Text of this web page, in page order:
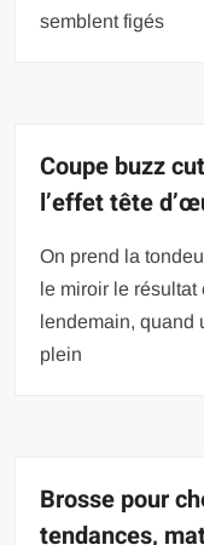
semblent figés
Coupe buzz
l’effet tête
On prend la
le miroir le résultat
lendemain, quand
plein
Brosse pour
tendances,